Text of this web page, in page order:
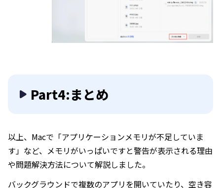
Part4:まとめ
以上、Macで「アプリケーションメモリが不足していま
す」など、メモリがいっぱいですと警告が表示される理由
や問題解決方法について解説しました。
バックグラウンドで複数のアプリを開いていたり、空き容